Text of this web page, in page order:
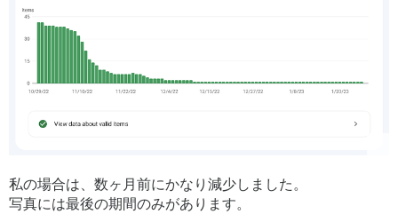
<link rel="preload" href="/assets/discourse-
<script defer src="/assets/discourse-
<link rel="preload" href="/assets/plugins/
<script defer src="/assets/plugins/discourse-details-
<script defer src="/assets/plugins/discourse-local-
<link rel="preload" href="/assets/plugins/
私の場合は、数ヶ月前にかなり減少しました。
写真には最後の期間のみがあります。